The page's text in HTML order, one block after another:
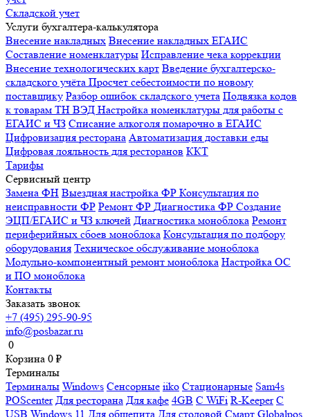
Складской учет
Услуги бухгалтера-калькулятора
Внесение накладных Внесение накладных ЕГАИС
Составление номенклатуры Исправление чека коррекции
Внесение технологических карт Введение бухгалтерско-
складского учёта Просчет себестоимости по новому
поставщику Разбор ошибок складского учета Подвязка кодов
к товарам ТН ВЭД Настройка номенклатуры для работы с
ЕГАИС и ЧЗ Списание алкоголя помарочно в ЕГАИС
Цифровизация ресторана Автоматизация доставки еды
Цифровая лояльность для ресторанов ККТ
Тарифы
Сервисный центр
Замена ФН Выездная настройка ФР Консультация по
неисправности ФР Ремонт ФР Диагностика ФР Создание
ЭЦП/ЕГАИС и ЧЗ ключей Диагностика моноблока Ремонт
периферийных сбоев моноблока Консультация по подбору
оборудования Техническое обслуживание моноблока
Модульно-компонентный ремонт моноблока Настройка ОС
и ПО моноблока
Контакты
Заказать звонок
+7 (495) 295-90-95
info@posbazar.ru
0
Корзина 0 ₽
Терминалы
Терминалы Windows Сенсорные iiko Стационарные Sam4s
POScenter Для ресторана Для кафе 4GB С WiFi R-Keeper С
USB Windows 11 Для общепита Для столовой Смарт Globalpos